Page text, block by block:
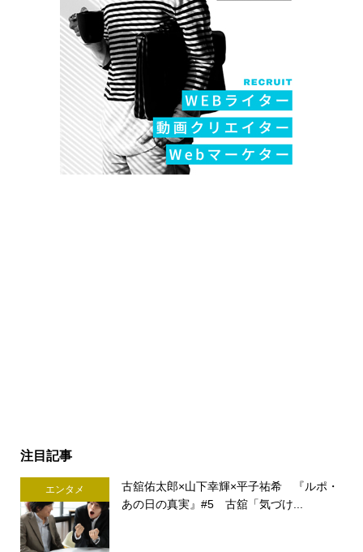
注目記事
エンタメ
古舘佑太郎×山下幸輝×平子祐希 『ルポ・
あの日の真実』#5 古舘「気づけ...